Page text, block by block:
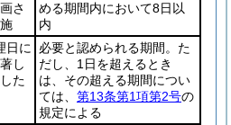
さ
める期間内において8日以
内
日に
し
た
必要と認められる期間。た
だし、1日を超えるとき
は、その超える期間につい
ては、 第13条第1項第2号の
規定による